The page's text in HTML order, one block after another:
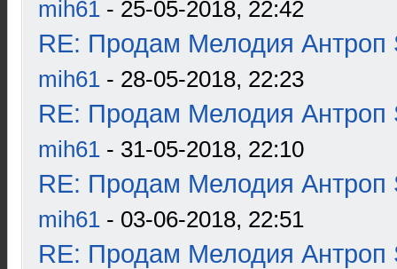
mih61 - 25-05-2018, 22:42
RE: Продам Мелодия Антроп
mih61 - 28-05-2018, 22:23
RE: Продам Мелодия Антроп
mih61 - 31-05-2018, 22:10
RE: Продам Мелодия Антроп
mih61 - 03-06-2018, 22:51
RE: Продам Мелодия Антроп